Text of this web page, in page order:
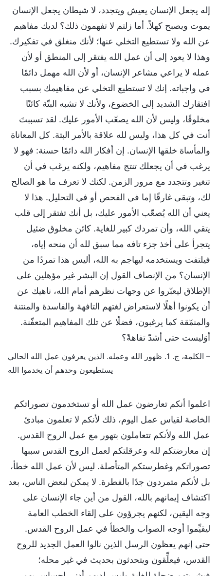
إله يجعل الإنسان يعيش ويتجدد، لا شيطان يجعل الإنسان
يموت ويصبح كهلاً. أما زلتم لا تفهمون ذلك؟ لديك مفاهيم
عن الله ولا تستطيع التخلي عنها؛ لأنك منغلق في تفكيرك.
وهذا لا يعود إلى أن عمل الله يفتقر إلى المنطق أو لأن
عمله لا يراعي مشاعر الإنسان، أو لأن الله مهمل دائمًا
في واجباته. إنك لا تستطيع التخلي عن مفاهيمك بسبب
افتقارك الشديد إلى الخضوع، ولأنك لا تشبه البتّة كائنًا
مخلوقًا، وليس لأن الله يصعّب الأمور عليك. لقد تسببتَ
أنت في كل هذا، وليس لله علاقة بالأمر البتة. كل المعاناة
والمأساة خلقها الإنسان. إن أفكار الله دائمًا حسنة: فهو لا
يرغب في أن يجعلك تنتج مفاهيم، ولكنه يرغب في أن
تتغير وتتجدد مع مرور الزمن. لكنك لا تعرف ما هو الصالح
لك، وتبقى غارقًا إما في الفحص أو في التحليل. هذا لا
يعني أن الله يُصعّب الأمور عليك، بل أنك تفتقر إلى قلب
يتقي الله، وأن تمردك كبير للغاية. كائن مخلوق ضئيل
يتجرأ على أخذ جزء تافه مما سبق لله أن منحه إياه،
فيلتفت ويستخدمه ليهاجم به الله، أليس هذا تمردًا من
الإنسان؟ من الإنصاف القول إن البشر غير مؤهلين على
الإطلاق ليعبّروا عن وجهات نظرهم أمام الله، ناهيك عن
أن يكونوا أهلًا لاستعراض لغتهم التافهة والفاسدة والمنتنة
والمنمّقة كما يرغبون، فضلًا عن تلك المفاهيم المتعفّنة.
أوَليست حتى أشدّ تفاهةً؟
– الكلمة، ج. 1. ظهور الله وعمله. الذين يعرفون عمل الله الحالي
يستطيعون وحدهم أن يخدموا الله
اعلموا أنكم تعارضون عمل الله أو تستخدمون تصوراتكم
الخاصة لقياس عمل اليوم، ذلك لأنكم لا تعلمون مبادئ
عمل الله ولأنكم تتعاملون بتهور مع عمل الروح القدس.
إن معارضتكم لله وعرقلتكم لعمل الروح القدس سببها
تصوراتكم وغطرستكم المتأصلة. ليس لأن عمل الله خطأ،
بل لأنكم متمردون جدًا بالفطرة. لا يمكن لبعض الناس، بعد
اكتشاف إيمانهم بالله، القول من أين جاء الإنسان على
وجه اليقين، لكنهم يجرؤون على إلقاء الخطب العامة
ليقيِّموا أوجه الصواب والخطأ في عمل الروح القدس.
حتى إنهم يعظون الرسل الذين نالوا العمل الجديد للروح
القدس، فيعلِّقون ويتحدثون بحديث في غير محله؛